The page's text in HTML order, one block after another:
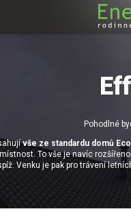
Pohodlné
vše ze standardu domů
To vše je navíc
Venku je pak pro trávení